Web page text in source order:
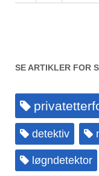
SE ARTIKLER FOR
detektiv
løgndetektor